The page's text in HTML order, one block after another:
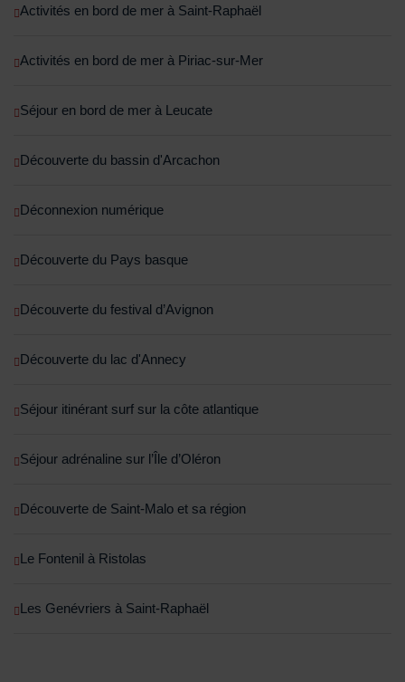
Activités en bord de mer à Saint-Raphaël
Activités en bord de mer à Piriac-sur-Mer
Séjour en bord de mer à Leucate
Découverte du bassin d'Arcachon
Déconnexion numérique
Découverte du Pays basque
Découverte du festival d’Avignon
Découverte du lac d'Annecy
Séjour itinérant surf sur la côte atlantique
Séjour adrénaline sur l’Île d’Oléron
Découverte de Saint-Malo et sa région
Le Fontenil à Ristolas
Les Genévriers à Saint-Raphaël